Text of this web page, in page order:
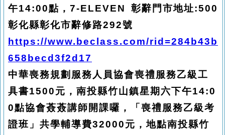
午14:00點，7-ELEVEN 彰辭門市地址:500
彰化縣彰化市辭修路292號
https://www.beclass.com/rid=284b43b
658becd3f2d17
中華喪務規劃服務人員協會喪禮服務乙級工
具書1500元，南投縣竹山鎮星期六下午14:0
0點協會薟薟講師開課囉，「喪禮服務乙級考
證班」共學輔導費32000元，地點南投縣竹